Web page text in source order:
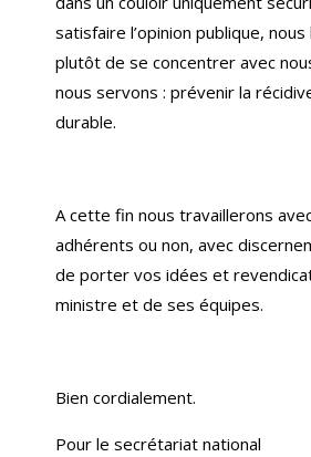
satisfaire l’opinion publique,
plutôt de se concentrer avec
nous servons : prévenir la
durable.
A cette fin nous travaillerons
adhérents ou non, avec
de porter vos idées et
ministre et de ses équipes.
Bien cordialement.
Pour le secrétariat national